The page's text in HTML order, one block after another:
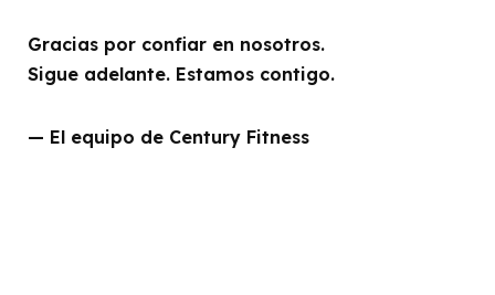
Gracias por confiar en nosotros.
Sigue adelante. Estamos contigo.
— El equipo de Century Fitness